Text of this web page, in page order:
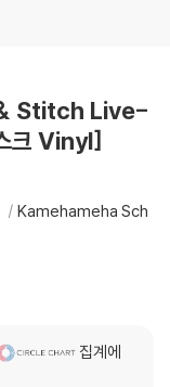
& Stitch Live-
크 Vinyl]
Kamehameha Sch
집계에